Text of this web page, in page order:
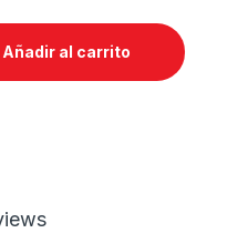
Añadir al carrito